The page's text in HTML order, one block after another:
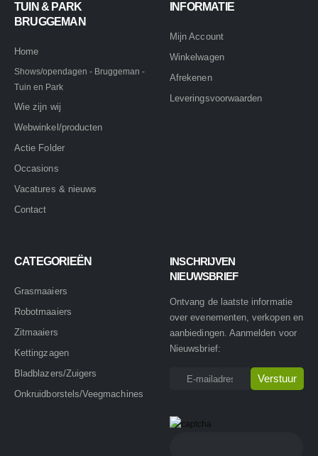
TUIN & PARK
BRUGGEMAN
Home
Shows/opendagen - Bruggeman -
Tuin en Park
Wie zijn wij
Webwinkel/producten
Actie Folder
Occasions
Vacatures & nieuws
Contact
INFORMATIE
Mijn Account
Winkelwagen
Afrekenen
Leveringsvoorwaarden
CATEGORIEËN
Grasmaaiers
Robotmaaiers
Zitmaaiers
Kettingzagen
Bladblazers/Zuigers
Onkruidborstels/Veegmachines
INSCHRIJVEN
NIEUWSBRIEF
Ontvang de laatste informatie
over evenementen, verkopen en
aanbiedingen. Aanmelden voor
Nieuwsbrief: